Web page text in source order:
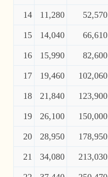
14 11,280 52,570
15 14,040 66,610
16 15,990 82,600
17 19,460 102,060
18 21,840 123,900
19 26,100 150,000
20 28,950 178,950
21 34,080 213,030